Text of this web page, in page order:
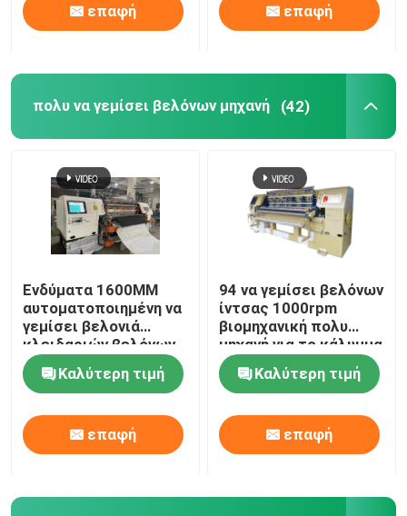
Υφαντική τέμνουσα μηχανή
κυλώντας μηχανή υφάσματος
να γεμίσει μέρη μηχανών
επαφή επαφή
πολυ να γεμίσει βελόνων μηχανή (42)
Ενδύματα 1600MM
αυτοματοποιημένη να
γεμίσει βελονιά
κλειδαριών βελόνων
μηχανών πολυ
Καλύτερη τιμή
επαφή
94 να γεμίσει βελόνων
ίντσας 1000rpm
βιομηχανική πολυ
μηχανή για το κάλυμμα
Καλύτερη τιμή
επαφή